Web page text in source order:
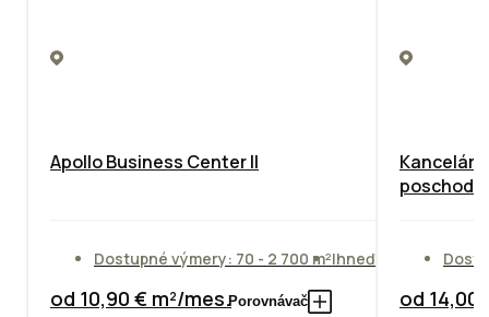
Apollo Business Center II
Dostupné výmery: 70 - 2 700 m²Ihneď
od 10,90 € m²/mes.Porovnávač
poschodie
od 14,00